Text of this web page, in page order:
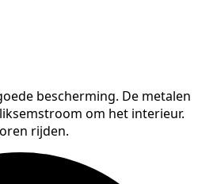
bescherming. De metalen
om het interieur.
rijden.